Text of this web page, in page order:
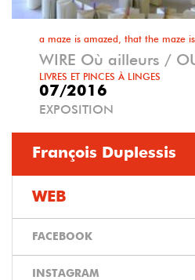
a maze is amazed, that the maze
WIRE Où ailleurs /
LIVRES ET PINCES À LINGES
07/2016
EXPOSITION
François Duplessis
WEB
FACEBOOK
INSTAGRAM